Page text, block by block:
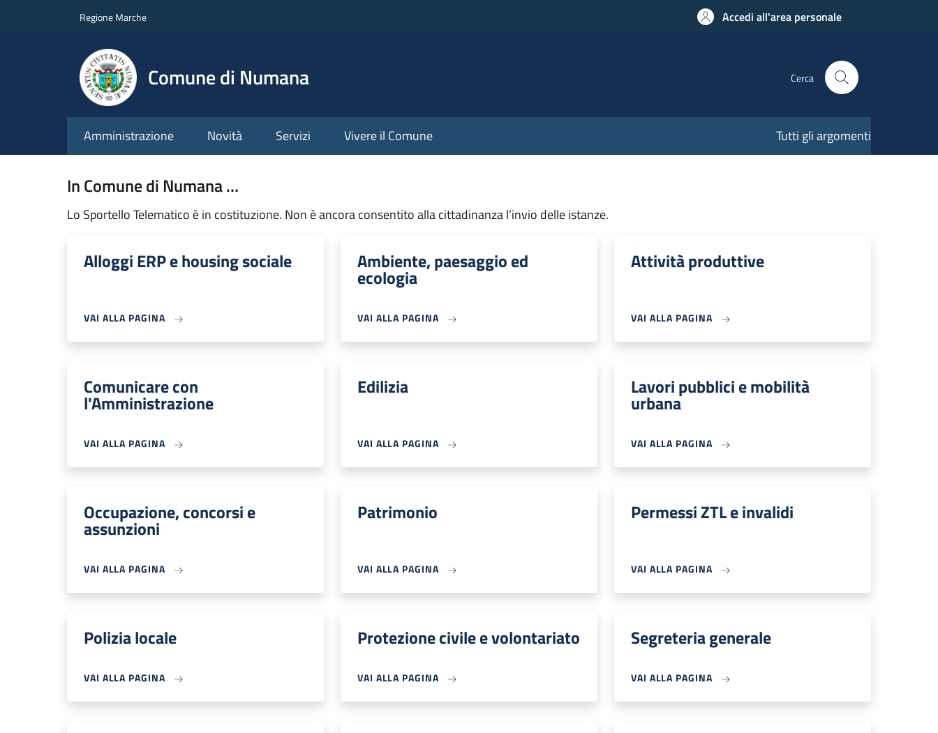
Regione Marche Accedi all'area personale
Comune di Numana Cerca
Amministrazione Novità Servizi Vivere il Comune Tutti gli argomenti
In Comune di Numana …
Lo Sportello Telematico è in costituzione. Non è ancora consentito alla cittadinanza l’invio delle istanze.
Alloggi ERP e housing sociale
VAI ALLA PAGINA
Ambiente, paesaggio ed
ecologia
VAI ALLA PAGINA
Attività produttive
VAI ALLA PAGINA
Comunicare con
l'Amministrazione
VAI ALLA PAGINA
Edilizia
VAI ALLA PAGINA
Lavori pubblici e mobilità
urbana
VAI ALLA PAGINA
Occupazione, concorsi e
assunzioni
VAI ALLA PAGINA
Patrimonio
VAI ALLA PAGINA
Permessi ZTL e invalidi
VAI ALLA PAGINA
Polizia locale
VAI ALLA PAGINA
Protezione civile e volontariato
VAI ALLA PAGINA
Segreteria generale
VAI ALLA PAGINA